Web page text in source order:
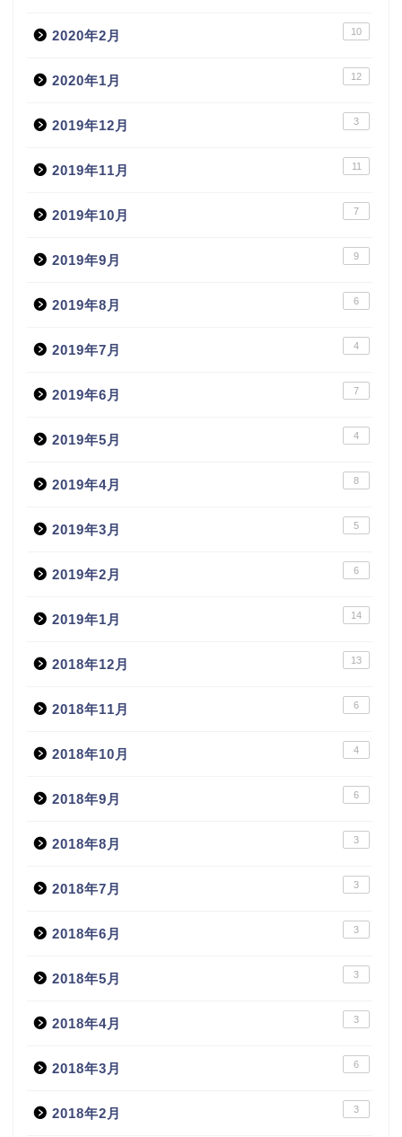
2020年2月 10
2020年1月 12
2019年12月 3
2019年11月 11
2019年10月 7
2019年9月 9
2019年8月 6
2019年7月 4
2019年6月 7
2019年5月 4
2019年4月 8
2019年3月 5
2019年2月 6
2019年1月 14
2018年12月 13
2018年11月 6
2018年10月 4
2018年9月 6
2018年8月 3
2018年7月 3
2018年6月 3
2018年5月 3
2018年4月 3
2018年3月 6
2018年2月 3